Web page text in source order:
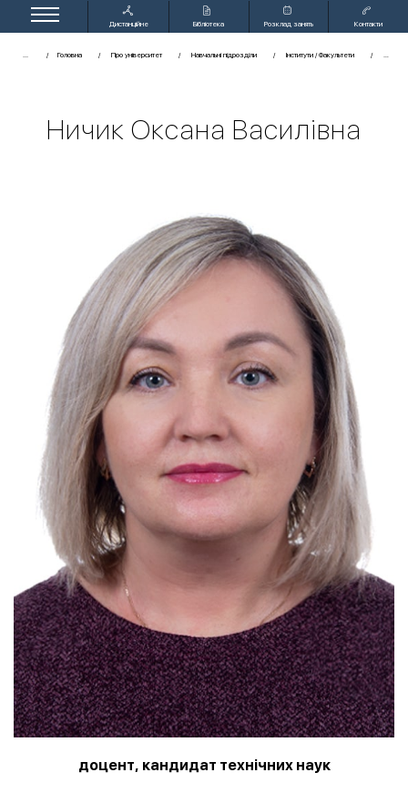
Дистанційне
Бібліотека Розклад занять Контакти
... Головна Про університет Навчальні підрозділи Інститути / Факультети
Ничик Оксана Василівна
доцент, кандидат технічних наук